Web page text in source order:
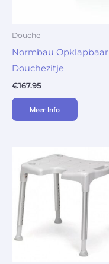
Douche
Normbau Opklapbaar
Douchezitje
€167.95
Meer Info